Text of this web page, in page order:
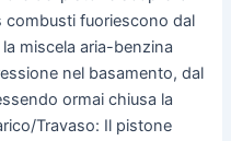
combusti fuoriescono dal
miscela aria-benzina
nel basamento, dal
ormai chiusa la
Travaso: Il pistone